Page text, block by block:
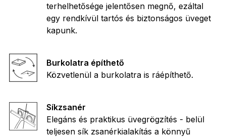
terhelhetősége jelentősen megnő, ezáltal
egy rendkívül tartós és biztonságos üveget
kapunk.
Burkolatra építhető
Közvetlenül a burkolatra is ráépíthető.
Síkzsanér
Elegáns és praktikus üvegrögzítés - belül
teljesen sík zsanérkialakítás a könnyű